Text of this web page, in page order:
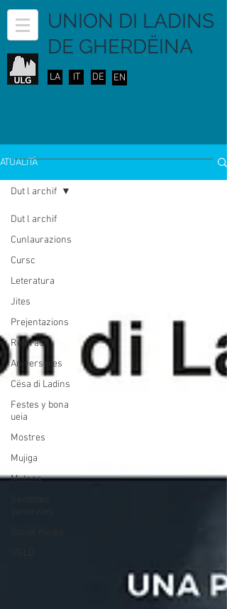
UNION DI LADINS
DE GHERDËINA
LA IT DE EN
ATUALITÀ
Dut l archif
Cunlaurazions
Cursc
Leteratura
Jites
Prejentazions
Referac
Aniverseres
Cësa di Ladins
Festes y bona
ueia
Mostres
Mujiga
Mutons
genereles
Dut l archif